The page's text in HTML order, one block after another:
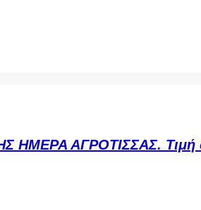
ΗΜΕΡΑ ΑΓΡΟΤΙΣΣΑΣ. Τιμή